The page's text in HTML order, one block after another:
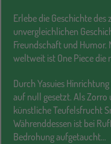
Erlebe die Geschichte
unvergleichlichen
Freundschaft und
weltweit ist One Piece die
Durch Yasuies
auf null gesetzt. Als Zorro
künstliche Teufelsfrucht
Währenddessen ist bei
Bedrohung aufgetaucht…